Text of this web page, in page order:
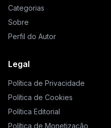
Categorias
Sobre
Perfil do Autor
Legal
Política de Privacidade
Política de Cookies
Política Editorial
Política de Monetização